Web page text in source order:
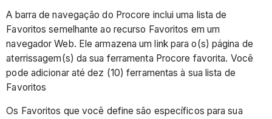
A barra de navegação do Procore inclui uma lista de
Favoritos semelhante ao recurso Favoritos em um
navegador Web. Ele armazena um link para o(s) página de
aterrissagem(s) da sua ferramenta Procore favorita. Você
pode adicionar até dez (10) ferramentas à sua lista de
Favoritos
Os Favoritos que você define são específicos para sua